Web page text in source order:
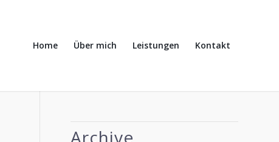
Home Über mich Leistungen Kontakt
Archive